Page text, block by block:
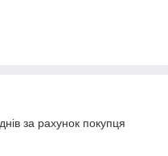
за рахунок покупця